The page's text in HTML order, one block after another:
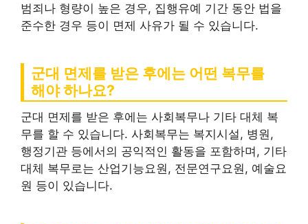
범죄나 형량이 높은 경우, 집행유예 기간 동안 법을
준수한 경우 등이 면제 사유가 될 수 있습니다.
군대 면제를 받은 후에는 어떤 복무를
해야 하나요?
군대 면제를 받은 후에는 사회복무나 기타 대체 복
무를 할 수 있습니다. 사회복무는 복지시설, 병원,
행정기관 등에서의 공익적인 활동을 포함하며, 기타
대체 복무로는 산업기능요원, 전문연구요원, 예술요
원 등이 있습니다.